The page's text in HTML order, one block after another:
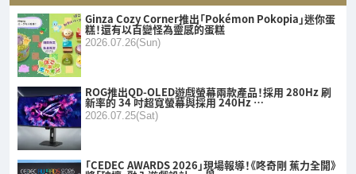
Ginza Cozy Corner推出「Pokémon Pokopia」迷你蛋
糕！還有以百變怪為靈感的蛋糕
2026.07.26(Sun)
ROG推出QD-OLED遊戲螢幕兩款產品！採用 280Hz 刷
新率的 34 吋超寬螢幕與採用 240Hz …
2026.07.25(Sat)
「CEDEC AWARDS 2026」現場報導！《咚奇剛 蕉力全開》